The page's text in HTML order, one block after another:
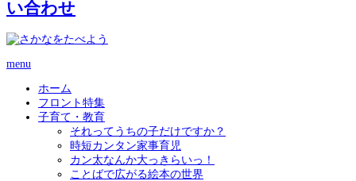
menu
ホーム
フロント特集
子育て・教育
それってうちの子だけですか？
時短カンタン家事育児
カン太なんか大っきらいっ！
ことばで広がる絵本の世界